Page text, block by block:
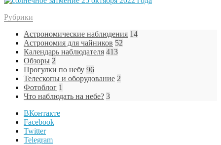
Рубрики
Астрономические наблюдения 14
Астрономия для чайников 52
Календарь наблюдателя 413
Обзоры 2
Прогулки по небу 96
Телескопы и оборудование 2
Фотоблог 1
Что наблюдать на небе? 3
ВКонтакте
Facebook
Twitter
Telegram